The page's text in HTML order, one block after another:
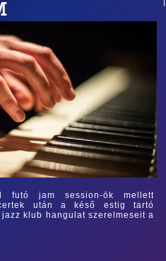
futó jam session-ök mellett
után a késő estig tartó
klub hangulat szerelmeseit a